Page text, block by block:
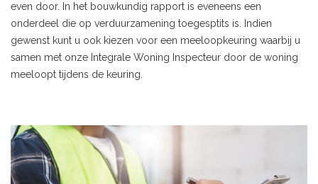
even door. In het bouwkundig rapport is eveneens een
onderdeel die op verduurzamening toegesptits is. Indien
gewenst kunt u ook kiezen voor een meeloopkeuring waarbij u
samen met onze Integrale Woning Inspecteur door de woning
meeloopt tijdens de keuring.